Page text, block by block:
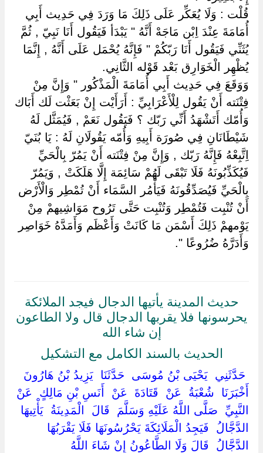
قُلْت : وَلَا يُعَكِّر عَلَى ذَلِكَ مَا وَرَدَ فِي حَدِيث أَبِي
أُمَامَةَ عِنْدَ اِبْن مَاجَهْ أَنَّهُ " يَبْدَأ فَيَقُول أَنَا نَبِيّ , ثُمَّ
يُثَنِّي فَيَقُول أَنَا رَبّكُمْ " فَإِنَّهُ يُحْمَل عَلَى أَنَّهُ , إِنَّمَا
يُظْهِر الْخَوَارِق بَعْد قَوْله الثَّانِي.
وَوَقَعَ فِي حَدِيث أَبِي أُمَامَةَ الْمَذْكُور " وَإِنَّ مِنْ
فِتْنَته أَنْ يَقُول لِلْأَعْرَابِيِّ : أَرَأَيْت إِنْ بَعَثْت لَك أَبَاك
وَأُمّك أَتَشْهَدُ أَنِّي رَبّك ؟ فَيَقُول نَعَمْ , فَيُمَثَّل لَهُ
شَيْطَانَانِ فِي صُورَة أَبِيهِ وَأُمّه يَقُولَانِ لَهُ : يَا بُنَيّ
اِتَّبِعْهُ فَإِنَّهُ رَبّك , وَإِنَّ مِنْ فِتْنَته أَنْ يَمُرّ بِالْحَيِّ
فَيُكَذِّبُونَهُ فَلَا تَبْقَى لَهُمْ سَائِمَة إِلَّا هَلَكَتْ , وَيَمُرّ
بِالْحَيِّ فَيُصَدِّقُونَهُ فَيَأْمُر السَّمَاء أَنْ تُمْطِر وَالْأَرْض
أَنْ تُنْبِت فَتُمْطِر وَتُنْبِت حَتَّى تَرُوح مَوَاشِيهمْ مِنْ
يَوْمهمْ ذَلِكَ أَسْمَن مَا كَانَتْ وَأَعْظَم وَأَمَدَّهُ خَوَاصِر
وَأَدَرَّهُ ضُرُوعًا ".
حديث المدينة يأتيها الدجال فيجد الملائكة
يحرسونها فلا يقربها الدجال قال ولا الطاعون
إن شاء الله
الحديث بالسند الكامل مع التشكيل
‏ ‏حَدَّثَنِي ‏ ‏يَحْيَى بْنُ مُوسَى ‏ ‏حَدَّثَنَا ‏ ‏يَزِيدُ بْنُ هَارُونَ ‏
‏أَخْبَرَنَا ‏ ‏شُعْبَةُ ‏ ‏عَنْ ‏ ‏قَتَادَةَ ‏ ‏عَنْ ‏ ‏أَنَسِ بْنِ مَالِكٍ ‏ ‏عَنْ
النَّبِيِّ ‏ ‏صَلَّى اللَّهُ عَلَيْهِ وَسَلَّمَ ‏ ‏قَالَ ‏ ‏الْمَدِينَةُ ‏ ‏يَأْتِيهَا ‏
‏الدَّجَّالُ ‏ ‏فَيَجِدُ الْمَلَائِكَةَ يَحْرُسُونَهَا فَلَا يَقْرَبُهَا ‏
‏الدَّجَّالُ ‏ ‏قَالَ وَلَا الطَّاعُونُ إِنْ شَاءَ اللَّهُ ‏